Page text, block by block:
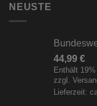
NEUSTE
44,99 €
Enthält
zzgl.
Lieferzeit: